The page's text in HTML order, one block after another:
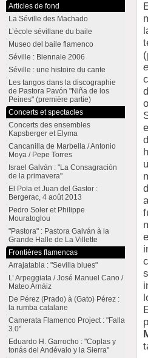
Articles de fond
La Séville des Machado
L’école sévillane du baile
Museo del baile flamenco
Séville : Biennale 2006
Séville : une histoire du cante
Les tangos dans la discographie
de Pastora Pavón "Niña de los
Peines" (première partie)
Concerts et spectacles
Concerts des ensembles
Kapsberger et Elyma
Cancanilla de Marbella / Antonio
Moya / Pepe Torres
Israel Galván : "La Consagración
de la primavera"
El Pola et Juan del Gastor :
Bergerac, 4 août 2013
Pedro Soler et Philippe
Mouratoglou
"Pastora" : Pastora Galván à la
Grande Halle de La Villette
Frontières flamencas
Arrajatabla : "Sevilla blues"
L’ Arpeggiata / José Manuel Cano /
Mateo Arnáiz
De Pérez (Prado) à (Gato) Pérez :
la rumba catalane
Camerata Flamenco Project : "Falla
3.0"
Eduardo H. Garrocho : "Coplas y
tonás del Andévalo y la Sierra"